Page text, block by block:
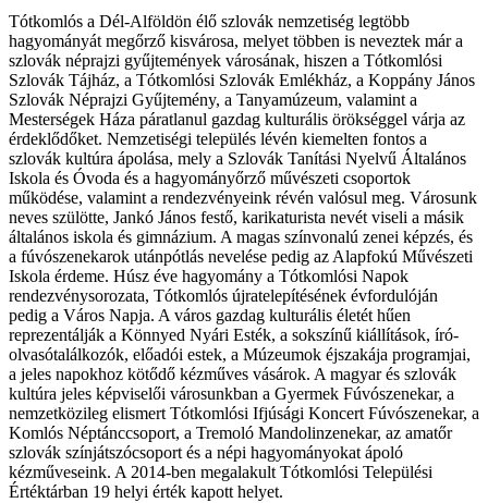
Tótkomlós a Dél-Alföldön élő szlovák nemzetiség legtöbb
hagyományát megőrző kisvárosa, melyet többen is neveztek már a
szlovák néprajzi gyűjtemények városának, hiszen a Tótkomlósi
Szlovák Tájház, a Tótkomlósi Szlovák Emlékház, a Koppány János
Szlovák Néprajzi Gyűjtemény, a Tanyamúzeum, valamint a
Mesterségek Háza páratlanul gazdag kulturális örökséggel várja az
érdeklődőket. Nemzetiségi település lévén kiemelten fontos a
szlovák kultúra ápolása, mely a Szlovák Tanítási Nyelvű Általános
Iskola és Óvoda és a hagyományőrző művészeti csoportok
működése, valamint a rendezvényeink révén valósul meg. Városunk
neves szülötte, Jankó János festő, karikaturista nevét viseli a másik
általános iskola és gimnázium. A magas színvonalú zenei képzés, és
a fúvószenekarok utánpótlás nevelése pedig az Alapfokú Művészeti
Iskola érdeme. Húsz éve hagyomány a Tótkomlósi Napok
rendezvénysorozata, Tótkomlós újratelepítésének évfordulóján
pedig a Város Napja. A város gazdag kulturális életét hűen
reprezentálják a Könnyed Nyári Esték, a sokszínű kiállítások, író-
olvasótalálkozók, előadói estek, a Múzeumok éjszakája programjai,
a jeles napokhoz kötődő kézműves vásárok. A magyar és szlovák
kultúra jeles képviselői városunkban a Gyermek Fúvószenekar, a
nemzetközileg elismert Tótkomlósi Ifjúsági Koncert Fúvószenekar, a
Komlós Néptánccsoport, a Tremoló Mandolinzenekar, az amatőr
szlovák színjátszócsoport és a népi hagyományokat ápoló
kézműveseink. A 2014-ben megalakult Tótkomlósi Települési
Értéktárban 19 helyi érték kapott helyet.